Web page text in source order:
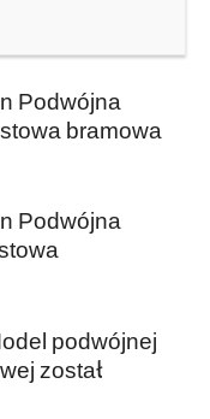
Podwójna
bramowa
Podwójna
podwójnej
został